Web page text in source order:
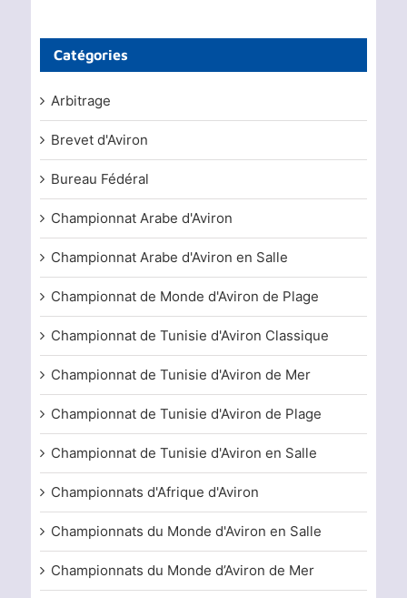
Catégories
Arbitrage
Brevet d'Aviron
Bureau Fédéral
Championnat Arabe d'Aviron
Championnat Arabe d'Aviron en Salle
Championnat de Monde d'Aviron de Plage
Championnat de Tunisie d'Aviron Classique
Championnat de Tunisie d'Aviron de Mer
Championnat de Tunisie d'Aviron de Plage
Championnat de Tunisie d'Aviron en Salle
Championnats d'Afrique d'Aviron
Championnats du Monde d'Aviron en Salle
Championnats du Monde d’Aviron de Mer